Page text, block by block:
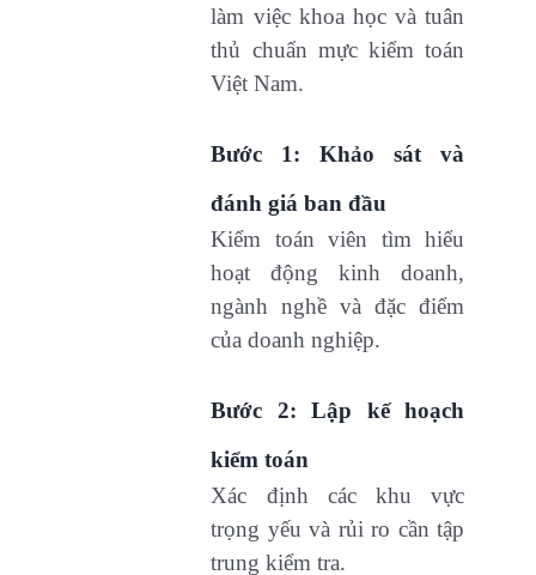
làm việc khoa học và tuân
thủ chuẩn mực kiểm toán
Việt Nam.
Bước 1: Khảo sát và
đánh giá ban đầu
Kiểm toán viên tìm hiểu
hoạt động kinh doanh,
ngành nghề và đặc điểm
của doanh nghiệp.
Bước 2: Lập kế hoạch
kiểm toán
Xác định các khu vực
trọng yếu và rủi ro cần tập
trung kiểm tra.